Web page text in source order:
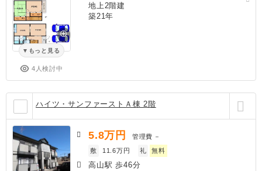
もっと見る
4人検討中
地上2階建
築21年
ハイツ・サンファーストＡ棟 2階
5.8万円 管理費 －
敷
11.6万円 礼 無料
高山駅 歩46分